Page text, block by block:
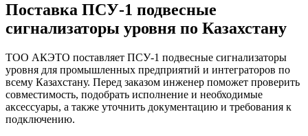
Поставка ПСУ-1 подвесные
сигнализаторы уровня по Казахстану
ТОО АКЭТО поставляет ПСУ-1 подвесные сигнализаторы
уровня для промышленных предприятий и интеграторов по
всему Казахстану. Перед заказом инженер поможет проверить
совместимость, подобрать исполнение и необходимые
аксессуары, а также уточнить документацию и требования к
подключению.